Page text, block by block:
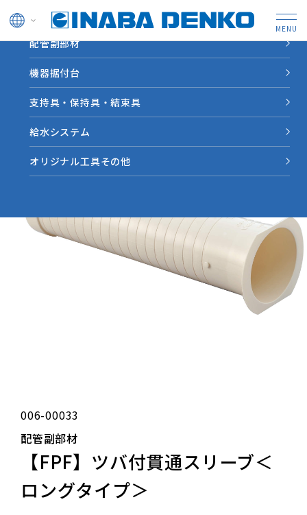
ドレン管
配管副部材
機器据付台
支持具・保持具・結束具
給水システム
オリジナル工具その他
HOME
製品情報
【FPF】ツバ付貫通スリーブ＜ロングタイプ＞
006-00033
配管副部材
【FPF】ツバ付貫通スリーブ＜
ロングタイプ＞